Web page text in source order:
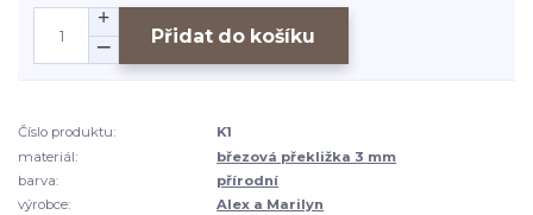
Přidat do košíku
Číslo produktu:
K1
materiál:
březová překližka 3 mm
barva:
přírodní
výrobce:
Alex a Marilyn